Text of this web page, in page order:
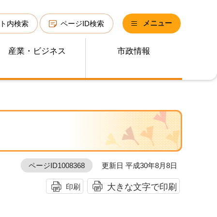
内検索 ページID検索 メニュー
産業・ビジネス 市政情報
ページID1008368 更新日 平成30年8月8日
印刷 大きな文字で印刷